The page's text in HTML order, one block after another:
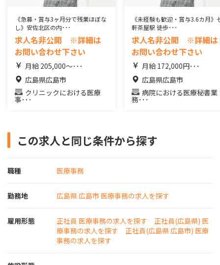
《急募・賞与3ヶ月分で残業ほぼな
し》安佐北区の内･･･
求人名非公開 ※詳細は
お問い合わせ下さい
月給 205,000～･･･
広島県広島市
クリニックにおける医療
事･･･
《未経験も歓迎・賞与3.6カ月》
軒茶屋駅 徒歩･･･
求人名非公開 ※詳細は
お問い合わせ下さい
月給 172,000円･･･
広島県広島市
病院における医療秘書業
務･･･
この求人と同じ条件から探す
職種 医療事務
勤務地 広島県 広島市 医療事務の求人を探す
雇用形態 正社員 医療事務の求人を探す
正社員(広島県) 医
療事務の求人を探す
正社員(広島県 広島市) 医療
事務の求人を探す